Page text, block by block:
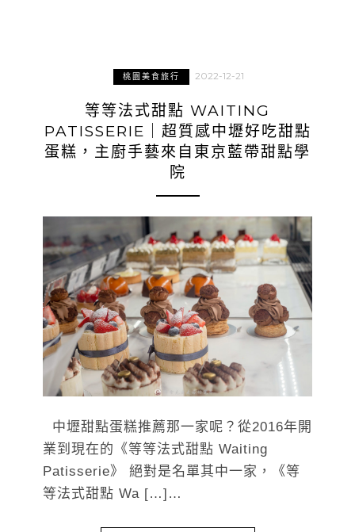
桃園美食旅行 2022-12-21
等等法式甜點 WAITING
PATISSERIE｜超質感中壢好吃甜點
蛋糕，主廚手藝來自東京藍帶甜點學
院
中壢甜點蛋糕推薦那一家呢？從2016年開
業到現在的《等等法式甜點 Waiting
Patisserie》 絕對是名單其中一家，《等
等法式甜點 Wa […]…